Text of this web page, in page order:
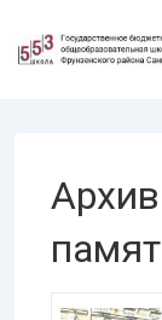
Перейти